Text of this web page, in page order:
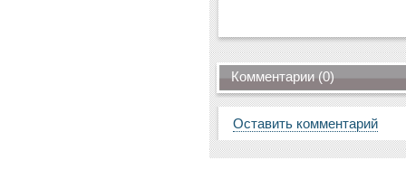
Комментарии (0)
Оставить комментарий